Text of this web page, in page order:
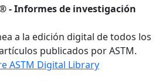
- Informes de investigación
a la edición digital de todos los
publicados por ASTM.
ASTM Digital Library